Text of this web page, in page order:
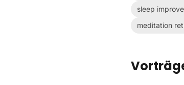
sleep
meditation